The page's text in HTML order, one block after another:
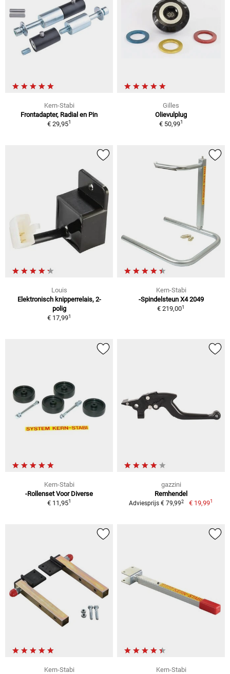
Kern-Stabi
Frontadapter, Radial en Pin
€ 29,951
Gilles
Olievulplug
€ 50,991
Louis
Elektronisch knipperrelais, 2-
polig
€ 17,991
Kern-Stabi
-Spindelsteun X4 2049
€ 219,001
Kern-Stabi
-Rollenset Voor Diverse
€ 11,951
gazzini
Remhendel
Adviesprijs € 79,992 € 19,991
Kern-Stabi
Kern-Stabi